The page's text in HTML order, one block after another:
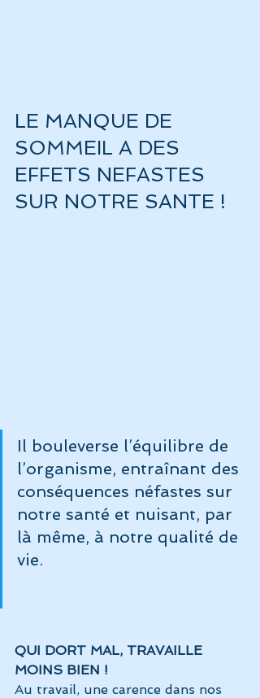
LE MANQUE DE
SOMMEIL A DES
EFFETS NEFASTES
SUR NOTRE SANTE !
Il bouleverse l’équilibre de
l’organisme, entraînant des
conséquences néfastes sur
notre santé et nuisant, par
là même, à notre qualité de
vie.
QUI DORT MAL, TRAVAILLE
MOINS BIEN !
Au travail, une carence dans nos